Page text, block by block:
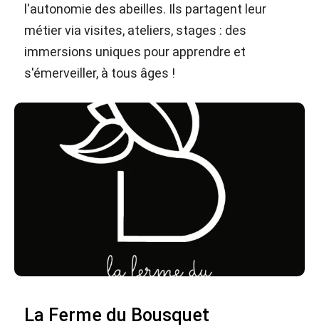
l'autonomie des abeilles. Ils partagent leur
métier via visites, ateliers, stages : des
immersions uniques pour apprendre et
s'émerveiller, à tous âges !
La Ferme du Bousquet